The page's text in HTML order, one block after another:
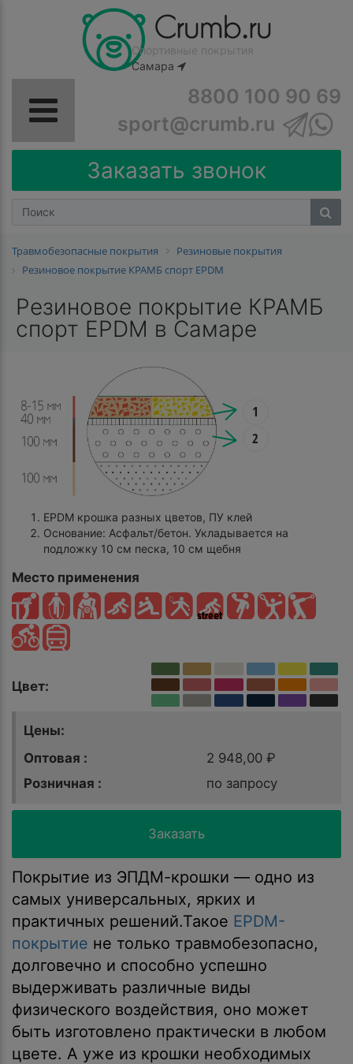
Спортивные покрытия
Самара
8800 100 90 69
sport@crumb.ru
Заказать звонок
Травмобезопасные покрытия
Резиновые покрытия
Резиновое покрытие КРАМБ спорт EPDM
Резиновое покрытие КРАМБ
спорт EPDM в Самаре
1
2
EPDM крошка разных цветов, ПУ клей
Основание: Асфальт/бетон. Укладывается на
подложку 10 см песка, 10 см щебня
Место применения
Цвет:
Цены:
Оптовая :
2 948,00 ₽
Розничная :
по запросу
Заказать
Покрытие из ЭПДМ-крошки — одно из
самых универсальных, ярких и
практичных решений.Такое EPDM-
покрытие не только травмобезопасно,
долговечно и способно успешно
выдерживать различные виды
физического воздействия, оно может
быть изготовлено практически в любом
цвете. А уже из крошки необходимых